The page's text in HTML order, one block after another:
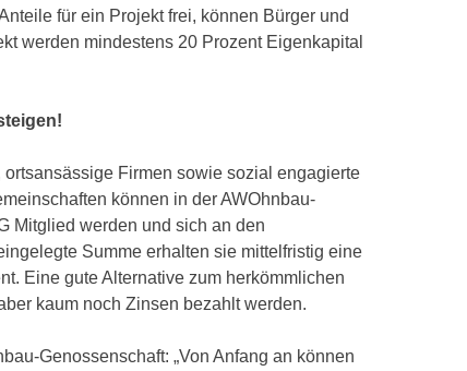
für ein Projekt frei, können Bürger und
werden mindestens 20 Prozent Eigenkapital
Firmen sowie sozial engagierte
können in der AWOhnbau-
Mitglied werden und sich an den
Summe erhalten sie mittelfristig eine
Eine gute Alternative zum herkömmlichen
kaum noch Zinsen bezahlt werden.
Genossenschaft: „Von Anfang an können